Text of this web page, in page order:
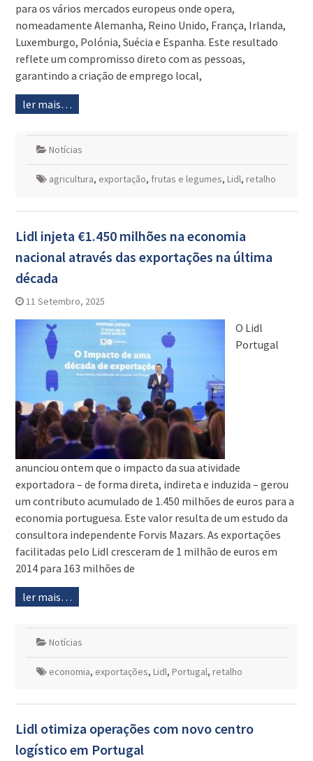
para os vários mercados europeus onde opera,
nomeadamente Alemanha, Reino Unido, França, Irlanda,
Luxemburgo, Polónia, Suécia e Espanha. Este resultado
reflete um compromisso direto com as pessoas,
garantindo a criação de emprego local,
ler mais…
Notícias
agricultura, exportação, frutas e legumes, Lidl, retalho
Lidl injeta €1.450 milhões na economia
nacional através das exportações na última
década
11 Setembro, 2025
O Lidl
Portugal
anunciou ontem que o impacto da sua atividade
exportadora – de forma direta, indireta e induzida – gerou
um contributo acumulado de 1.450 milhões de euros para a
economia portuguesa. Este valor resulta de um estudo da
consultora independente Forvis Mazars. As exportações
facilitadas pelo Lidl cresceram de 1 milhão de euros em
2014 para 163 milhões de
ler mais…
Notícias
economia, exportações, Lidl, Portugal, retalho
Lidl otimiza operações com novo centro
logístico em Portugal